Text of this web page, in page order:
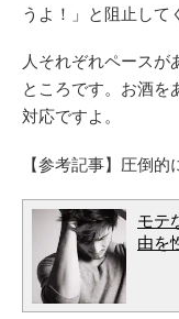
うよ！」と阻止して
人それぞれペース
ところです。お酒を
対応ですよ。
【参考記事】圧倒的
モテ
由を